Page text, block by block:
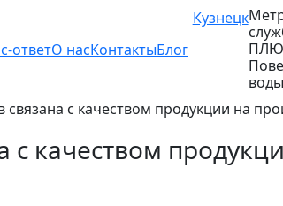
ответО насКонтактыБлог
Кузнецк
связана с качеством продукции на
с качеством